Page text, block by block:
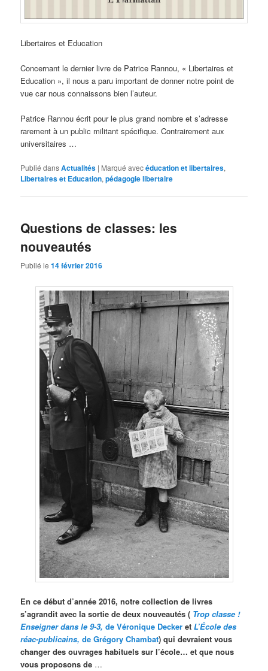
Libertaires et Education
Concernant le dernier livre de Patrice Rannou, « Libertaires et
Education », il nous a paru important de donner notre point de
vue car nous connaissons bien l’auteur.
Patrice Rannou écrit pour le plus grand nombre et s’adresse
rarement à un public militant spécifique. Contrairement aux
universitaires …
Publié dansActualités | Marqué avecéducation et libertaires,
Libertaires et Education,pédagogie libertaire
Questions de classes: les
nouveautés
Publié le14 février 2016
En ce début d’année 2016, notre collection de livres
s’agrandit avec la sortie de deux nouveautés ( Trop classe !
Enseigner dans le 9-3, de Véronique Decker etL’École des
réac-publicains, de Grégory Chambat) qui devraient vous
changer des ouvrages habituels sur l’école… et que nous
vous proposons de …